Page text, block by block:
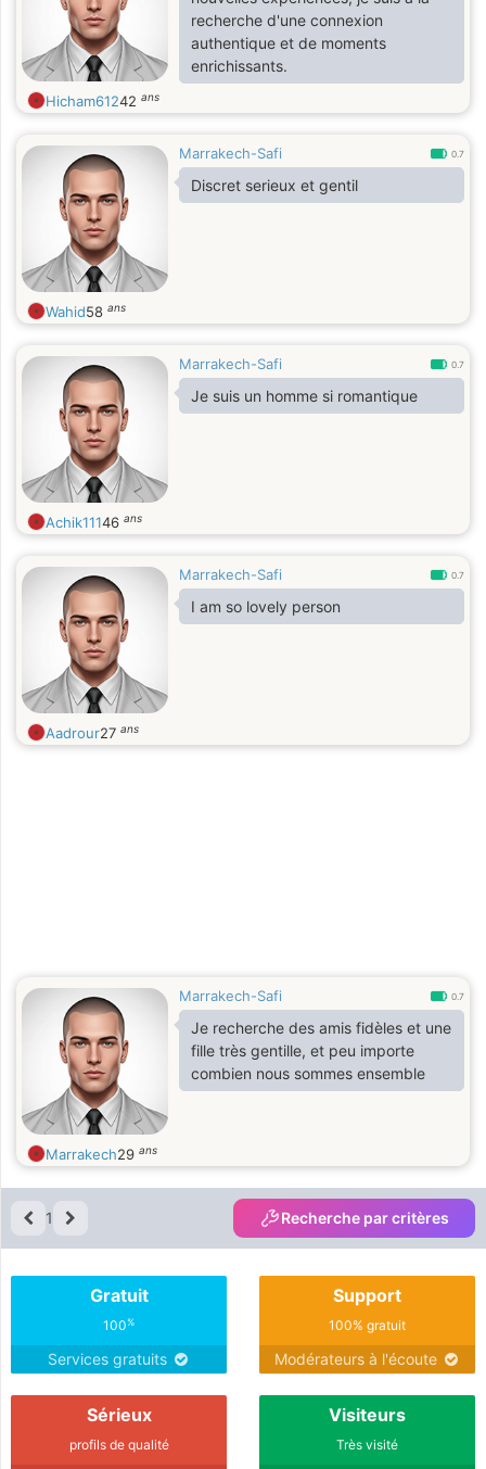
recherche d'une connexion
authentique et de moments
enrichissants.
Hicham61242 ans
Marrakech-Safi 0.7
Discret serieux et gentil
Wahid58 ans
Marrakech-Safi 0.7
Je suis un homme si romantique
Achik11146 ans
Marrakech-Safi 0.7
I am so lovely person
Aadrour27 ans
Marrakech-Safi 0.7
Je recherche des amis fidèles et une
fille très gentille, et peu importe
combien nous sommes ensemble
Marrakech29 ans
1 Recherche par critères
Gratuit
100%
Services gratuits
Support
100% gratuit
Modérateurs à l'écoute
Sérieux
profils de qualité
Visiteurs
Très visité